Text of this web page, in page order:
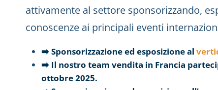
attivamente al settore sponsorizzando,
conoscenze ai principali eventi
➡️ Sponsorizzazione ed esposizione al
➡️ Il nostro team vendita in Francia
ottobre 2025.